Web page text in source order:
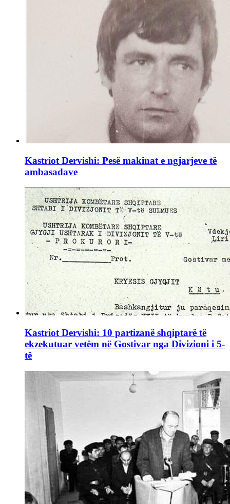
Kastriot Dervishi: Pesë makinat e ngjarjeve të
ambasadave
Kastriot Dervishi: 10 partizanë shqiptarë të
ekzekutuar vetëm në Gostivar nga Divizioni i 5-
të